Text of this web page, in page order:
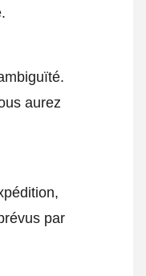
aurez
par